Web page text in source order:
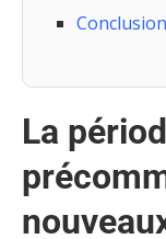
Conclusion
La